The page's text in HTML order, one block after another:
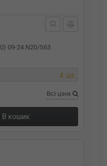
09-24 N20/S63
4 шт.
Всі ціни
В кошик